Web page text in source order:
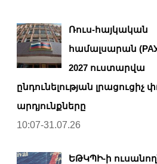
Ռուս-հայկական
համալսարան
2027 ուստարվա
ընդունելության լրացուցիչ
արդյունքները
10:07-31.07.26
ԵԹԿՊԻ-ի